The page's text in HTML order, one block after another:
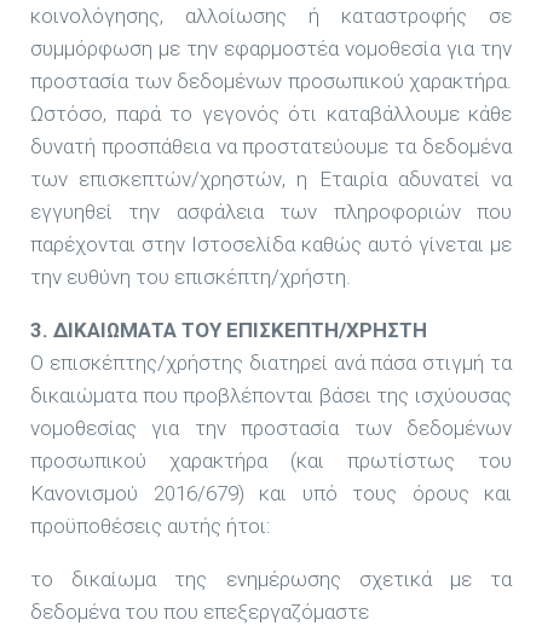
κοινολόγησης, αλλοίωσης ή καταστροφής σε
συμμόρφωση με την εφαρμοστέα νομοθεσία για την
προστασία των δεδομένων προσωπικού χαρακτήρα.
Ωστόσο, παρά το γεγονός ότι καταβάλλουμε κάθε
δυνατή προσπάθεια να προστατεύουμε τα δεδομένα
των επισκεπτών/χρηστών, η Εταιρία αδυνατεί να
εγγυηθεί την ασφάλεια των πληροφοριών που
παρέχονται στην Ιστοσελίδα καθώς αυτό γίνεται με
την ευθύνη του επισκέπτη/χρήστη.
3. ΔΙΚΑΙΩΜΑΤΑ ΤΟΥ ΕΠΙΣΚΕΠΤΗ/ΧΡΗΣΤΗ
Ο επισκέπτης/χρήστης διατηρεί ανά πάσα στιγμή τα
δικαιώματα που προβλέπονται βάσει της ισχύουσας
νομοθεσίας για την προστασία των δεδομένων
προσωπικού χαρακτήρα (και πρωτίστως του
Κανονισμού 2016/679) και υπό τους όρους και
προϋποθέσεις αυτής ήτοι:
το δικαίωμα της ενημέρωσης σχετικά με τα
δεδομένα του που επεξεργαζόμαστε